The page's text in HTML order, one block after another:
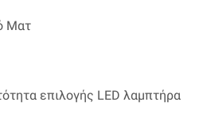
Ματ
επιλογής LED λαμπτήρα